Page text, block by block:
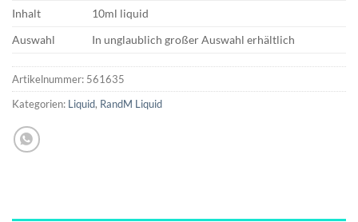
Inhalt
10ml liquid
Auswahl
In unglaublich großer Auswahl erhältlich
Artikelnummer: 561635
Kategorien: Liquid, RandM Liquid